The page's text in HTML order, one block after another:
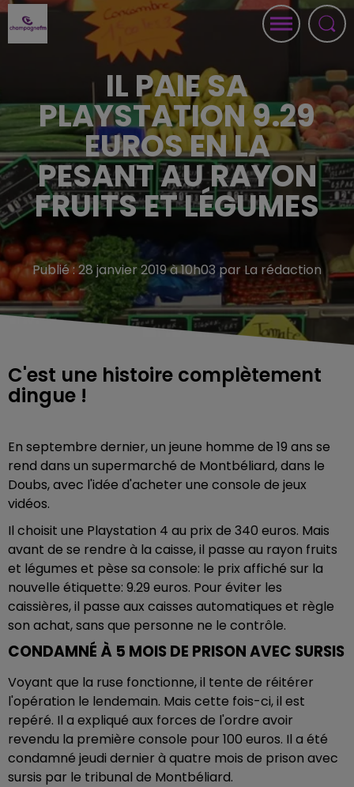
IL PAIE SA
PLAYSTATION 9.29
EUROS EN LA
PESANT AU RAYON
FRUITS ET LÉGUMES
Publié : 28 janvier 2019 à 10h03 par La rédaction
C'est une histoire complètement
dingue !
En septembre dernier, un jeune homme de 19 ans se
rend dans un supermarché de Montbéliard, dans le
Doubs, avec l'idée d'acheter une console de jeux
vidéos.
Il choisit une Playstation 4 au prix de 340 euros. Mais
avant de se rendre à la caisse, il passe au rayon fruits
et légumes et pèse sa console: le prix affiché sur la
nouvelle étiquette: 9.29 euros. Pour éviter les
caissières, il passe aux caisses automatiques et règle
son achat, sans que personne ne le contrôle.
CONDAMNÉ À 5 MOIS DE PRISON AVEC SURSIS
Voyant que la ruse fonctionne, il tente de réitérer
l'opération le lendemain. Mais cette fois-ci, il est
repéré. Il a expliqué aux forces de l'ordre avoir
revendu la première console pour 100 euros. Il a été
condamné jeudi dernier à quatre mois de prison avec
sursis par le tribunal de Montbéliard.